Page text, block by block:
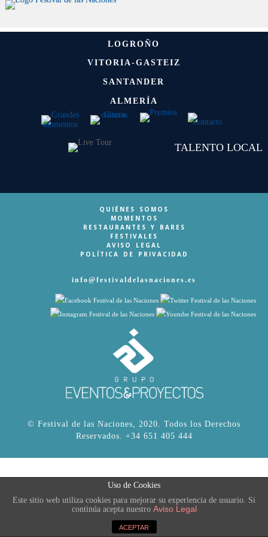
LOGROÑO
VITORIA-GASTEIZ
SANTANDER
ALMERÍA
TALENTO LOCAL
QUIÉNES SOMOS
MOMENTOS
RESTAURANTES Y BARES
FESTIVALES
AVISO LEGAL
POLÍTICA DE PRIVACIDAD
info@festivaldelasnaciones.es
© Festival de las Naciones, 2020. Todos los Derechos
Reservados. +34 651 405 444
Uso de Cookies
Este sitio web utiliza cookies para mejorar su experiencia de usuario. Si
continúa acepta nuestro Aviso Legal
ACEPTAR